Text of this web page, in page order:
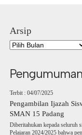
Arsip
Pengumuman
Terbit : 04/07/2025
Pengambilan Ijazah
SMAN 15 Padang
Diberitahukan kepada seluruh
Pelajaran 2024/2025 bahwa